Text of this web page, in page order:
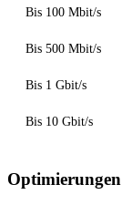
Bis 100 Mbit/s
Bis 500 Mbit/s
Bis 1 Gbit/s
Bis 10 Gbit/s
Optimierungen